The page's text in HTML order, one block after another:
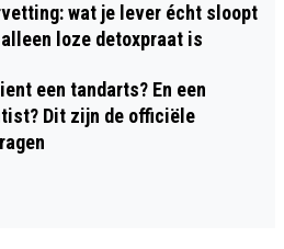
wat je lever écht sloopt
loze detoxpraat is
een tandarts? En een
Dit zijn de officiële